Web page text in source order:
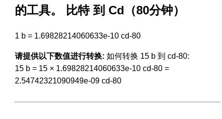
的工具。 比特 到 Cd（80分钟）
1 b = 1.69828214060633e-10 cd-80
请提供以下数值进行转换: 如何转换 15 b 到 cd-80:
15 b = 15 × 1.69828214060633e-10 cd-80 =
2.54742321090949e-09 cd-80